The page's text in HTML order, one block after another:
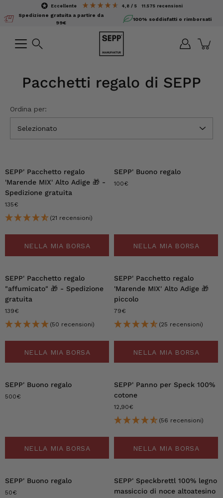
contenuto
Spedizione gratuita a partire da
99€
eccellente 4,8 / 5 11.575 recensioni
100% soddisfatti o rimborsati
Pacchetti regalo di SEPP
Ordina per:
Selezionato
SEPP' Pacchetto regalo
'Marende MIX' Alto Adige 🎁 -
Spedizione gratuita
135€
(21 recensioni)
NELLA MIA BORSA
SEPP' Buono regalo
100€
NELLA MIA BORSA
SEPP' Pacchetto regalo
"affumicato" 🎁 - Spedizione
gratuita
139€
(50 recensioni)
NELLA MIA BORSA
SEPP' Pacchetto regalo
'Marende MIX' Alto Adige 🎁
piccolo
79€
(25 recensioni)
NELLA MIA BORSA
SEPP' Buono regalo
500€
NELLA MIA BORSA
SEPP' Panno per Speck 100%
cotone
12,90€
(56 recensioni)
NELLA MIA BORSA
SEPP' Buono regalo
50€
SEPP' Speckbrettl 100% legno
massiccio di noce altoatesino